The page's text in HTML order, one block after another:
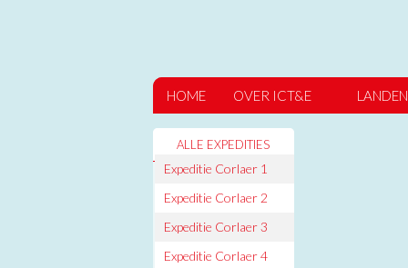
HOME OVER ICT&E
7 C’s
Over Bob
Over Leren
ALLE EXPEDITIES
Expeditie Corlaer 1
Expeditie Corlaer 2
Expeditie Corlaer 3
Expeditie Corlaer 4